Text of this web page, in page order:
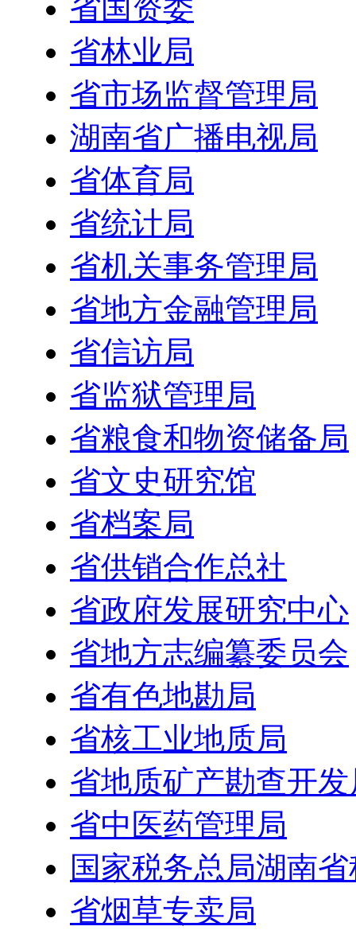
省国资委
省林业局
省市场监督管理局
湖南省广播电视局
省体育局
省统计局
省机关事务管理局
省地方金融管理局
省信访局
省监狱管理局
省粮食和物资储备局
省文史研究馆
省档案局
省供销合作总社
省政府发展研究中心
省地方志编纂委员会
省有色地勘局
省核工业地质局
省地质矿产勘查开发
省中医药管理局
国家税务总局湖南
省烟草专卖局